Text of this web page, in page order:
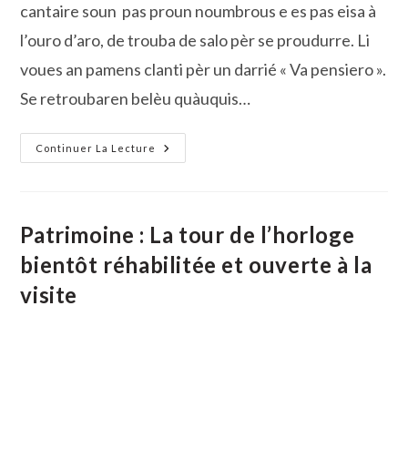
cantaire soun pas proun noumbrous e es pas eisa à
l’ouro d’aro, de trouba de salo pèr se proudurre. Li
voues an pamens clanti pèr un darrié « Va pensiero ».
Se retroubaren belèu quàuquis…
Continuer La Lecture
VOCISSIMO
Fin
Patrimoine : La tour de l’horloge
bientôt réhabilitée et ouverte à la
visite